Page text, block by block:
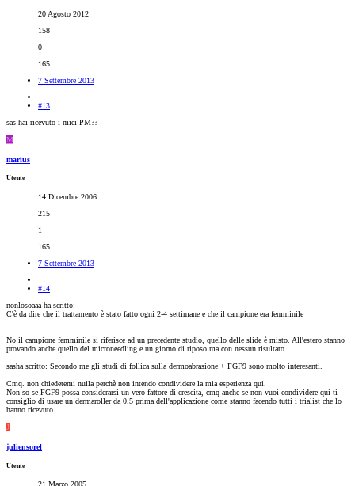
20 Agosto 2012
158
0
165
7 Settembre 2013
#13
sas hai ricevuto i miei PM??
M
marius
Utente
14 Dicembre 2006
215
1
165
7 Settembre 2013
#14
nonlosoaaa ha scritto:
C'è da dire che il trattamento è stato fatto ogni 2-4 settimane e che il campione era femminile
No il campione femminile si riferisce ad un precedente studio, quello delle slide è misto. All'estero stanno
provando anche quello del microneedling e un giorno di riposo ma con nessun risultato.
sasha scritto: Secondo me gli studi di follica sulla dermoabrasione + FGF9 sono molto interesanti.
Cmq. non chiedetemi nulla perchè non intendo condividere la mia esperienza qui.
Non so se FGF9 possa considerarsi un vero fattore di crescita, cmq anche se non vuoi condividere qui ti
consiglio di usare un dermaroller da 0.5 prima dell'applicazione come stanno facendo tutti i trialist che lo
hanno ricevuto
J
juliensorel
Utente